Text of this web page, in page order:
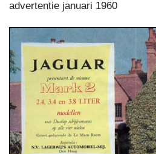
advertentie januari 1960